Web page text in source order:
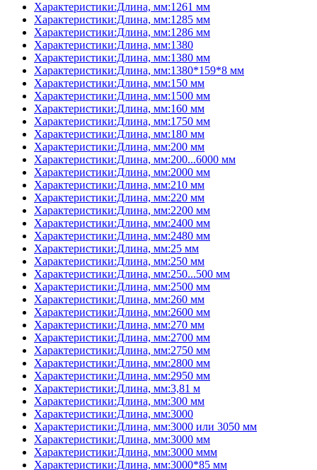
Характеристики:Длина, мм:1261 мм
Характеристики:Длина, мм:1285 мм
Характеристики:Длина, мм:1286 мм
Характеристики:Длина, мм:1380
Характеристики:Длина, мм:1380 мм
Характеристики:Длина, мм:1380*159*8 мм
Характеристики:Длина, мм:150 мм
Характеристики:Длина, мм:1500 мм
Характеристики:Длина, мм:160 мм
Характеристики:Длина, мм:1750 мм
Характеристики:Длина, мм:180 мм
Характеристики:Длина, мм:200 мм
Характеристики:Длина, мм:200...6000 мм
Характеристики:Длина, мм:2000 мм
Характеристики:Длина, мм:210 мм
Характеристики:Длина, мм:220 мм
Характеристики:Длина, мм:2200 мм
Характеристики:Длина, мм:2400 мм
Характеристики:Длина, мм:2480 мм
Характеристики:Длина, мм:25 мм
Характеристики:Длина, мм:250 мм
Характеристики:Длина, мм:250...500 мм
Характеристики:Длина, мм:2500 мм
Характеристики:Длина, мм:260 мм
Характеристики:Длина, мм:2600 мм
Характеристики:Длина, мм:270 мм
Характеристики:Длина, мм:2700 мм
Характеристики:Длина, мм:2750 мм
Характеристики:Длина, мм:2800 мм
Характеристики:Длина, мм:2950 мм
Характеристики:Длина, мм:3,81 м
Характеристики:Длина, мм:300 мм
Характеристики:Длина, мм:3000
Характеристики:Длина, мм:3000 или 3050 мм
Характеристики:Длина, мм:3000 мм
Характеристики:Длина, мм:3000 ммм
Характеристики:Длина, мм:3000*85 мм